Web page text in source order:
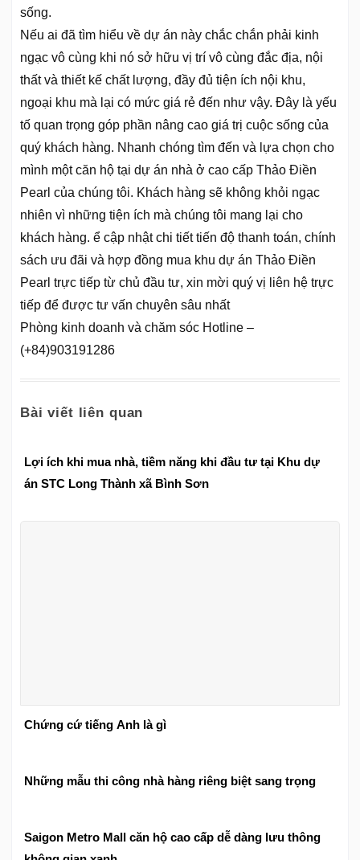
sống.
Nếu ai đã tìm hiểu về dự án này chắc chắn phải kinh
ngạc vô cùng khi nó sở hữu vị trí vô cùng đắc địa, nội
thất và thiết kế chất lượng, đầy đủ tiện ích nội khu,
ngoại khu mà lại có mức giá rẻ đến như vậy. Đây là yếu
tố quan trọng góp phần nâng cao giá trị cuộc sống của
quý khách hàng. Nhanh chóng tìm đến và lựa chọn cho
mình một căn hộ tại dự án nhà ở cao cấp Thảo Điền
Pearl của chúng tôi. Khách hàng sẽ không khỏi ngạc
nhiên vì những tiện ích mà chúng tôi mang lại cho
khách hàng. ể cập nhật chi tiết tiến độ thanh toán, chính
sách ưu đãi và hợp đồng mua khu dự án Thảo Điền
Pearl trực tiếp từ chủ đầu tư, xin mời quý vị liên hệ trực
tiếp để được tư vấn chuyên sâu nhất
Phòng kinh doanh và chăm sóc Hotline –
(+84)903191286
Bài viết liên quan
Lợi ích khi mua nhà, tiềm năng khi đầu tư tại Khu dự
án STC Long Thành xã Bình Sơn
Chứng cứ tiếng Anh là gì
Những mẫu thi công nhà hàng riêng biệt sang trọng
Saigon Metro Mall căn hộ cao cấp dễ dàng lưu thông